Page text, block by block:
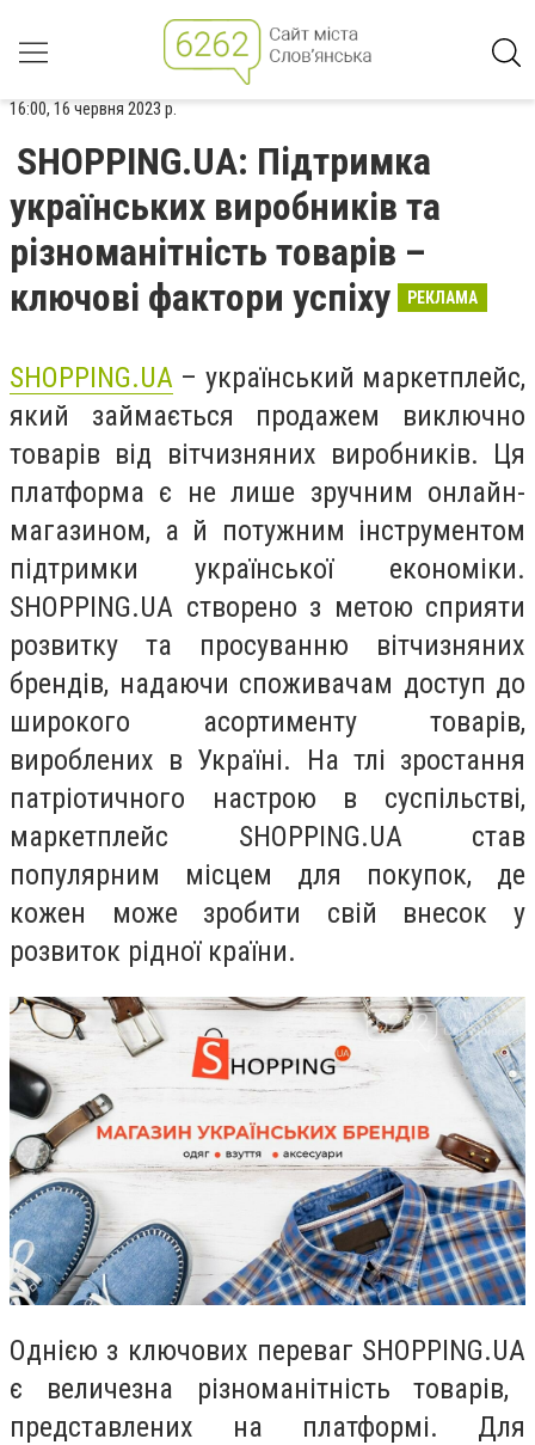
16:00, 16 червня 2023 р.
SHOPPING.UA: Підтримка
українських виробників та
різноманітність товарів –
ключові фактори успіху
РЕКЛАМА
SHOPPING.UA – український маркетплейс,
який займається продажем виключно
товарів від вітчизняних виробників. Ця
платформа є не лише зручним онлайн-
магазином, а й потужним інструментом
підтримки української економіки.
SHOPPING.UA створено з метою сприяти
розвитку та просуванню вітчизняних
брендів, надаючи споживачам доступ до
широкого асортименту товарів,
вироблених в Україні. На тлі зростання
патріотичного настрою в суспільстві,
маркетплейс SHOPPING.UA став
популярним місцем для покупок, де
кожен може зробити свій внесок у
розвиток рідної країни.
Однією з ключових переваг SHOPPING.UA
є величезна різноманітність товарів,
представлених на платформі. Для